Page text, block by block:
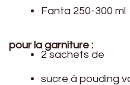
Fanta 250-300 ml
pour la garniture :
2 sachets de
sucre à pouding